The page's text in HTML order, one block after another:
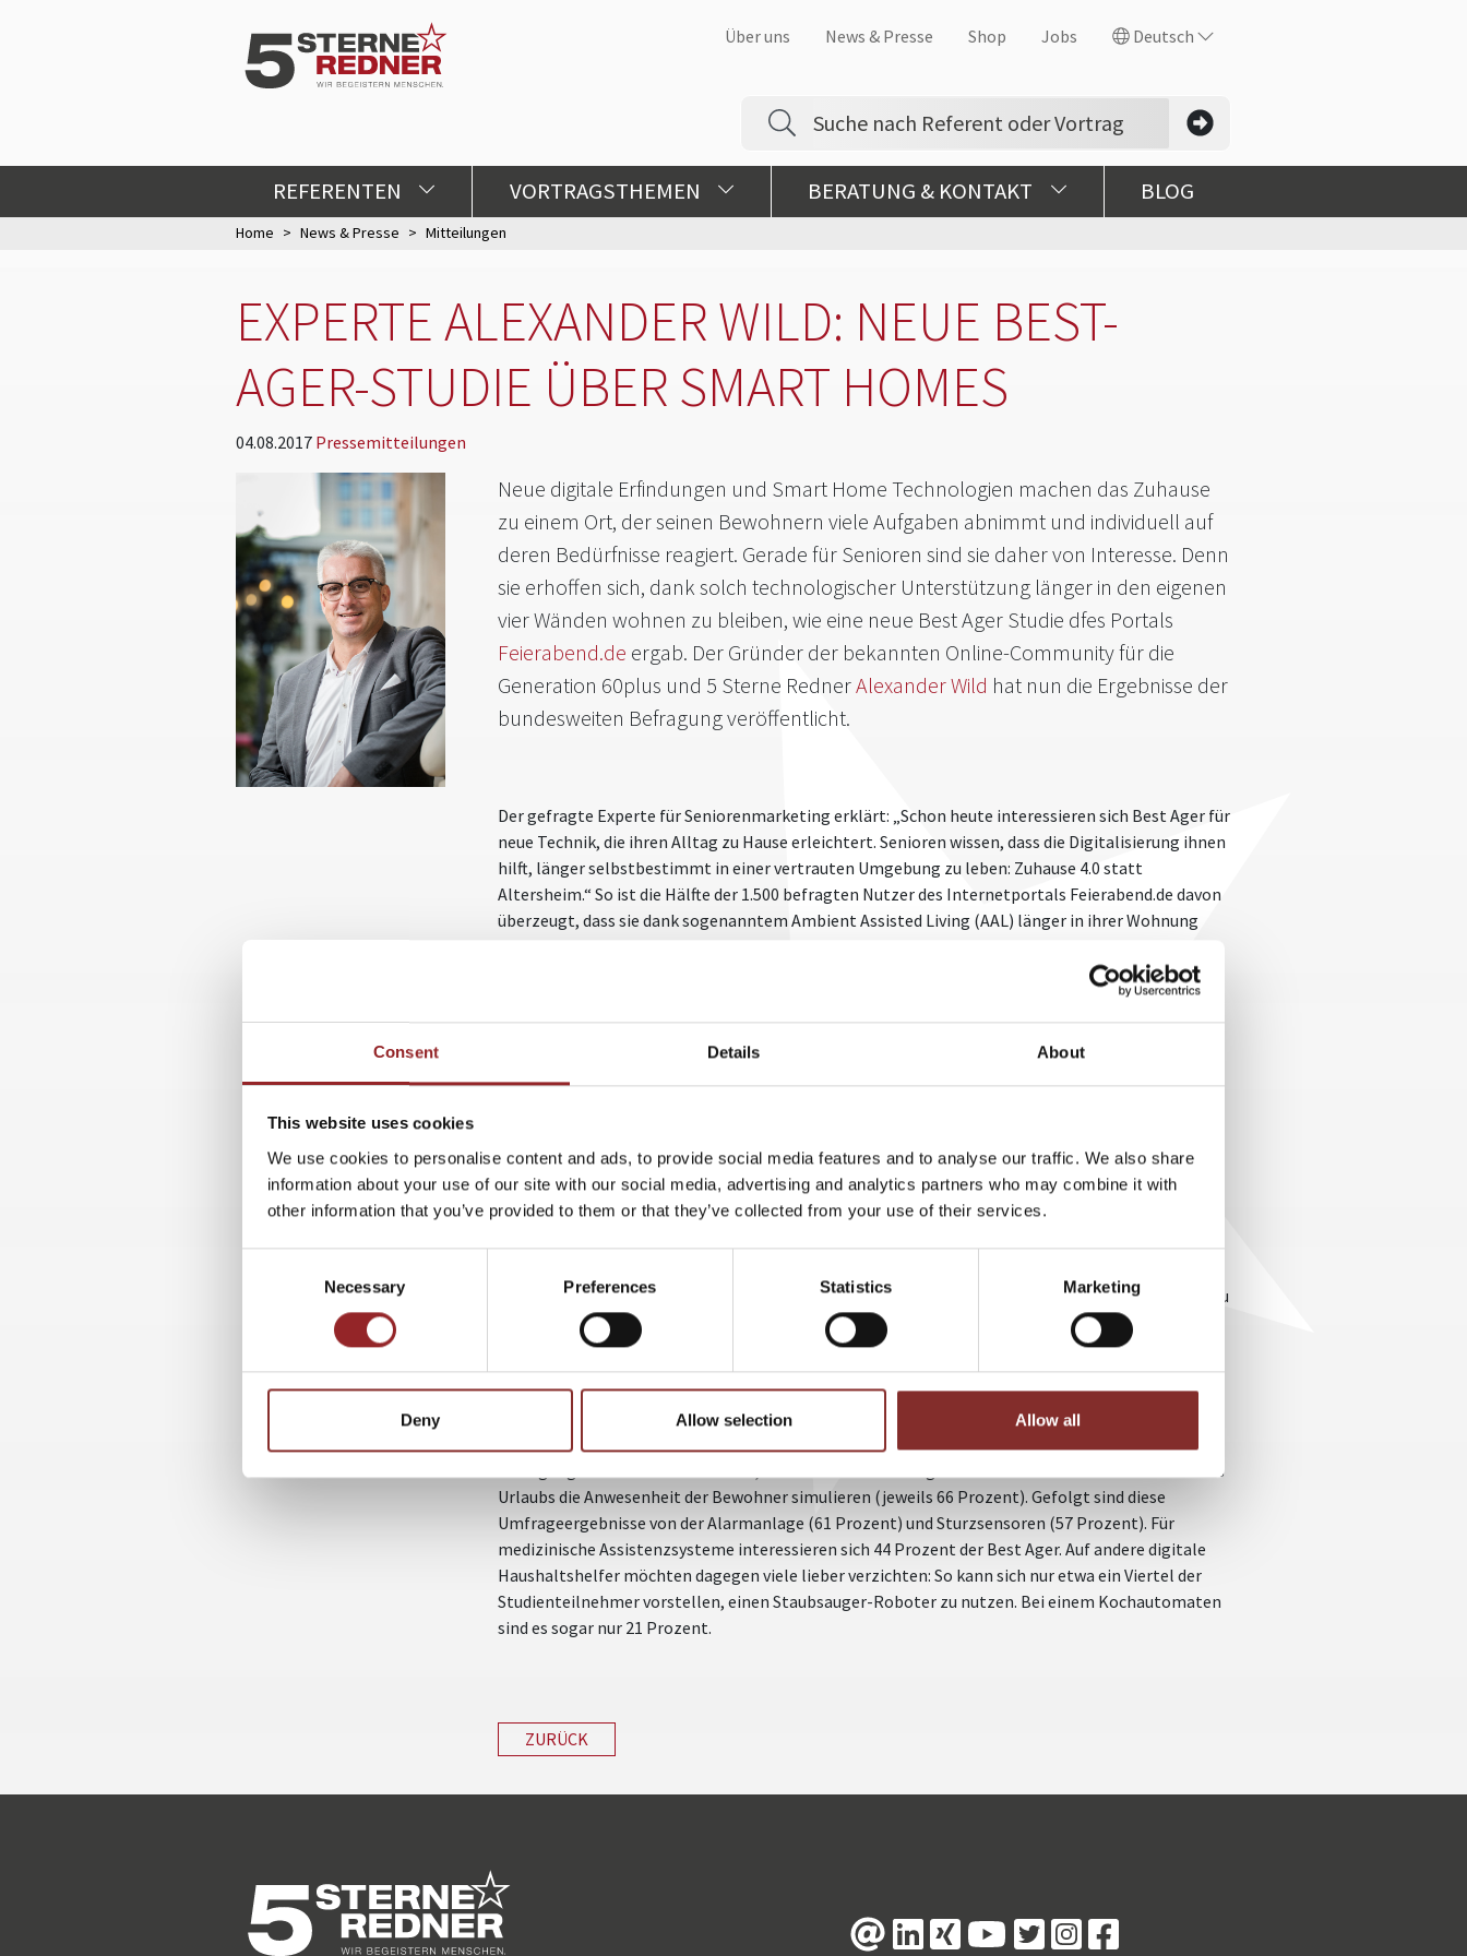
Consent Details About
This website uses cookies
We use cookies to personalise content and ads, to provide social media features and to analyse our traffic. We also share
information about your use of our site with our social media, advertising and analytics partners who may combine it with
other information that you’ve provided to them or that they’ve collected from your use of their services.
Necessary Preferences Statistics Marketing
Deny Allow selection Allow all
Über uns News & Presse Shop Jobs Deutsch
REFERENTEN VORTRAGSTHEMEN BERATUNG & KONTAKT BLOG
Home News & Presse Mitteilungen
EXPERTE ALEXANDER WILD: NEUE BEST-
AGER-STUDIE ÜBER SMART HOMES
04.08.2017 Pressemitteilungen
Neue digitale Erfindungen und Smart Home Technologien machen das Zuhause
zu einem Ort, der seinen Bewohnern viele Aufgaben abnimmt und individuell auf
deren Bedürfnisse reagiert. Gerade für Senioren sind sie daher von Interesse. Denn
sie erhoffen sich, dank solch technologischer Unterstützung länger in den eigenen
vier Wänden wohnen zu bleiben, wie eine neue Best Ager Studie dfes Portals
Feierabend.de ergab. Der Gründer der bekannten Online-Community für die
Generation 60plus und 5 Sterne RednerAlexander Wild hat nun die Ergebnisse der
bundesweiten Befragung veröffentlicht.
Der gefragte Experte für Seniorenmarketing erklärt: „Schon heute interessieren sich Best Ager für
neue Technik, die ihren Alltag zu Hause erleichtert. Senioren wissen, dass die Digitalisierung ihnen
hilft, länger selbstbestimmt in einer vertrauten Umgebung zu leben: Zuhause 4.0 statt
Altersheim.“ So ist die Hälfte der 1.500 befragten Nutzer des Internetportals Feierabend.de davon
überzeugt, dass sie dank sogenanntem Ambient Assisted Living (AAL) länger in ihrer Wohnung
Das Interesse der befragten 60- bis 90-Jährigen überwiegt in der Studie deutlich gegenüber der
Angst machen. Dass Senioren durchaus offen und neugierig gegenüber der Digitalisierung sind,
der Unternehmen in Bezug auf die Zielgruppe Best Ager erfolgreich berät und sein Wissen in
aufschlussreichen
Vorträgen
weitergibt.
Alexander Wilds neue Studie zeigt außerdem, dass für viele Senioren digitale Technik inzwischen
zum Alltag gehört: Fast drei Viertel besitzen ein Smartphone – der Großteil von ihnen benutzt es
sondern auch bereit, einen entsprechenden Preis für ein intelligentes, altersgerechtes Wohnen zu
zahlen. Bis zu 100 Euro im Monat würden zwei Drittel der Umfrageteilnehmer für eine
entsprechende Gebäudetechnik ausgeben.
Über die Hälfte der Senioren (58 Prozent) interessiert sich der Studie nach für eine automatische
Steuerung der Heizung. Für viele kommen aber besonders ALL-Techniken aus den Bereichen
Gesundheit und Sicherheit in Frage, wie zum Beispiel der mobile Notruf (79 Prozent),
Bewegungsmelder oder Techniken, die durch die Steuerung von Licht und Rollläden während eines
Urlaubs die Anwesenheit der Bewohner simulieren (jeweils 66 Prozent). Gefolgt sind diese
Umfrageergebnisse von der Alarmanlage (61 Prozent) und Sturzsensoren (57 Prozent). Für
medizinische Assistenzsysteme interessieren sich 44 Prozent der Best Ager. Auf andere digitale
Haushaltshelfer möchten dagegen viele lieber verzichten: So kann sich nur etwa ein Viertel der
Studienteilnehmer vorstellen, einen Staubsauger-Roboter zu nutzen. Bei einem Kochautomaten
sind es sogar nur 21 Prozent.
ZURÜCK